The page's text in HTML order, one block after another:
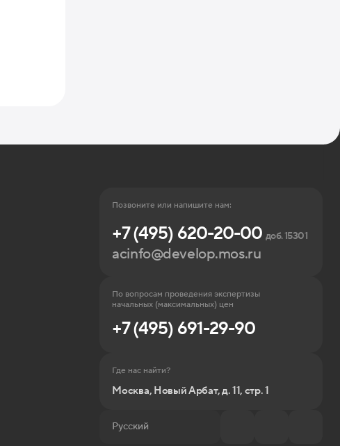
Позвоните или напишите нам:
+7 (495) 620-20-00 доб. 15301
acinfo@develop.mos.ru
По вопросам проведения экспертизы
начальных (максимальных) цен
+7 (495) 691-29-90
Где нас найти?
Москва, Новый Арбат, д. 11, стр. 1
Русский